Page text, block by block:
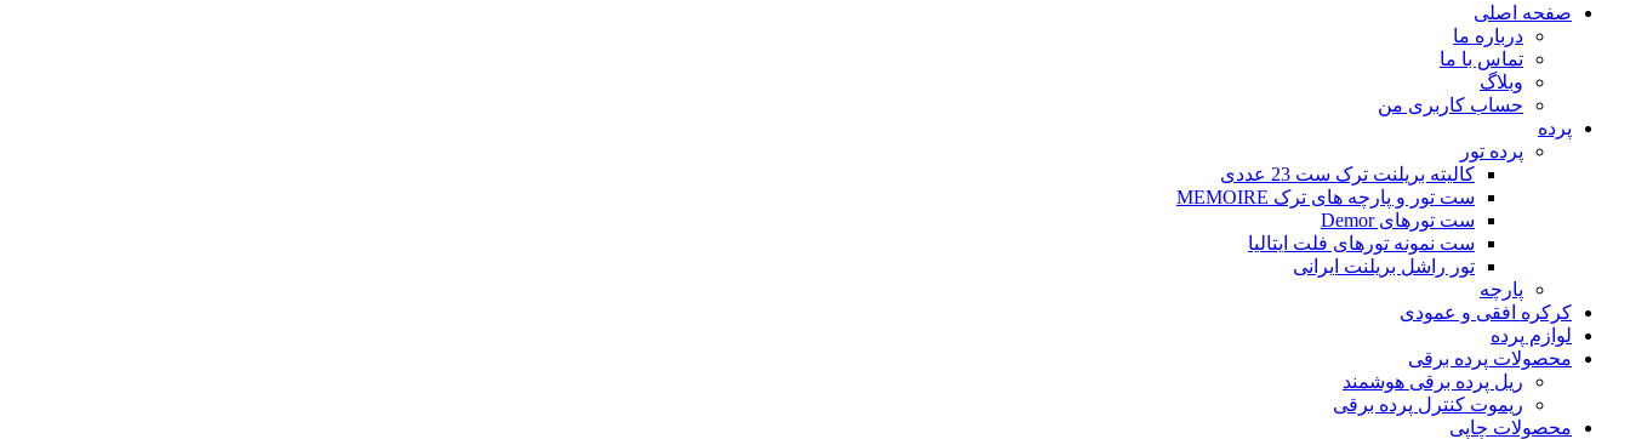
صفحه اصلی
درباره ما
تماس با ما
وبلاگ
حساب کاربری من
پرده
پرده تور
کالیته بریلنت ترک ست 23 عددی
ست تور و پارچه های ترک MEMOIRE
ست تورهای Demor
ست نمونه تورهای فلت ایتالیا
تور راشل بریلنت ایرانی
پارچه
کرکره افقی و عمودی
لوازم پرده
محصولات پرده برقی
ریل پرده برقی هوشمند
ریموت کنترل پرده برقی
محصولات چاپی